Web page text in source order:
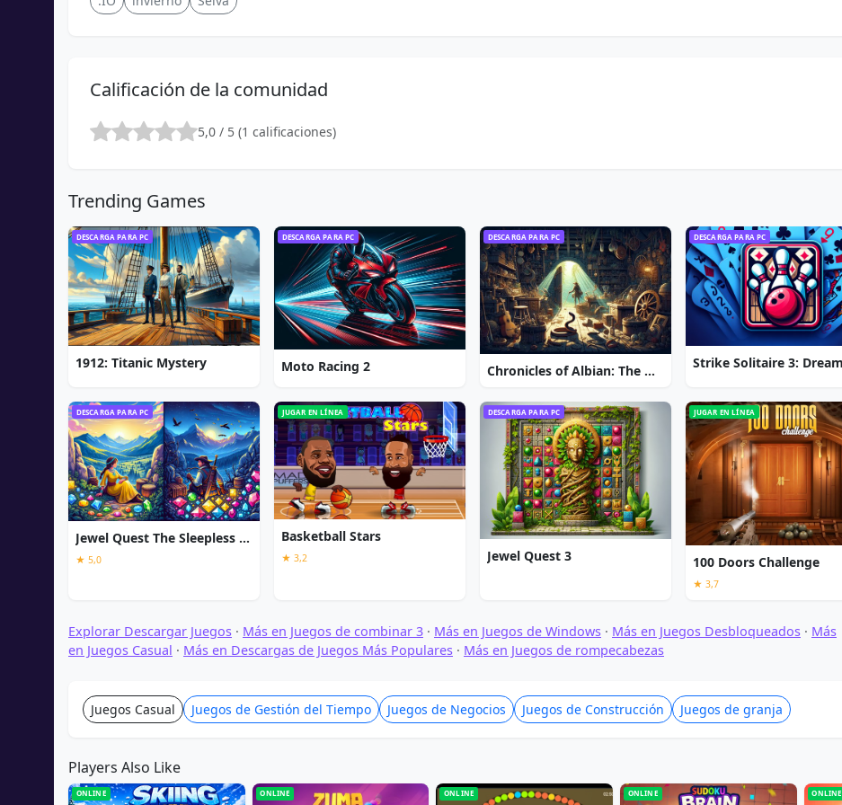
Calificación de la comunidad
5,0 / 5 (1 calificaciones)
Trending Games
DESCARGA PARA PC
1912: Titanic Mystery
DESCARGA PARA PC
Moto Racing 2
DESCARGA PARA PC
Chronicles of Albian: The Magic Convention
DESCARGA PARA PC
DESCARGA PARA PC
Jewel Quest The Sleepless Star
★ 5,0
JUGAR EN LÍNEA
Basketball Stars
★ 3,2
DESCARGA PARA PC
Jewel Quest 3
JUGAR EN LÍNEA
100 Doors Challenge
★ 3,7
Explorar Descargar Juegos · Más en Juegos de combinar 3 · Más en Juegos de Windows · Más en Juegos Desbloqueados · Más
en Juegos Casual · Más en Descargas de Juegos Más Populares · Más en Juegos de rompecabezas
Juegos Casual Juegos de Gestión del Tiempo Juegos de Negocios Juegos de Construcción Juegos de granja
Players Also Like
ONLINE ONLINE ONLINE ONLINE ONLINE